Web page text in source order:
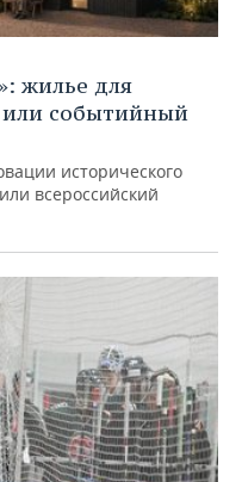
жилье для
или событийный
исторического
всероссийский